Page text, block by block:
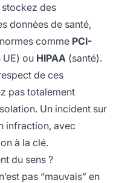
des
données de santé,
comme PCI-
UE) ou HIPAA (santé).
de ces
pas totalement
Un incident sur
infraction, avec
à la clé.
du sens ?
pas “mauvais” en